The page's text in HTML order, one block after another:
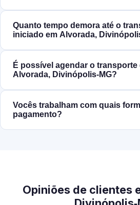
Quanto tempo demora até o
iniciado em Alvorada,
É possível agendar o
Alvorada, Divinópolis‑MG?
Vocês trabalham com quais
pagamento?
Opiniões de clientes